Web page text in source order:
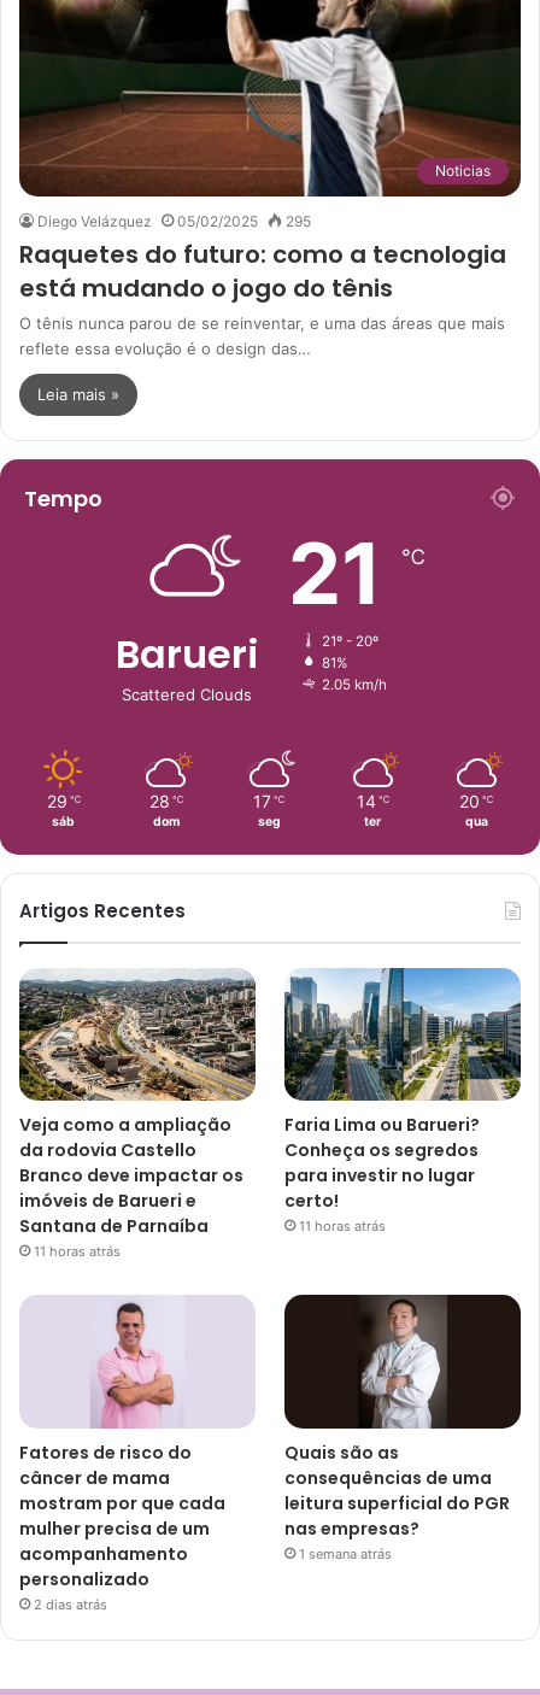
Noticias
Diego Velázquez 05/02/2025 295
Raquetes do futuro: como a tecnologia
está mudando o jogo do tênis
O tênis nunca parou de se reinventar, e uma das áreas que mais
reflete essa evolução é o design das…
Leia mais »
Tempo
Barueri
Scattered Clouds
21 ℃
21º - 20º
81%
2.05 km/h
29 ℃
sáb
28 ℃
dom
17 ℃
seg
14 ℃
ter
20 ℃
qua
Artigos Recentes
Veja como a ampliação
da rodovia Castello
Branco deve impactar os
imóveis de Barueri e
Santana de Parnaíba
11 horas atrás
Faria Lima ou Barueri?
Conheça os segredos
para investir no lugar
certo!
11 horas atrás
Fatores de risco do
câncer de mama
mostram por que cada
mulher precisa de um
acompanhamento
personalizado
2 dias atrás
Quais são as
consequências de uma
leitura superficial do PGR
nas empresas?
1 semana atrás